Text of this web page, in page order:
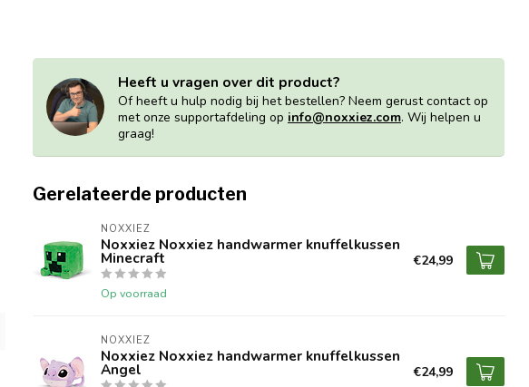
Heeft u vragen over dit product?
Of heeft u hulp nodig bij het bestellen? Neem gerust contact op
met onze supportafdeling op info@noxxiez.com. Wij helpen u
graag!
Gerelateerde producten
NOXXIEZ
Noxxiez Noxxiez handwarmer knuffelkussen
Minecraft
Op voorraad
€24,99
NOXXIEZ
Noxxiez Noxxiez handwarmer knuffelkussen
Angel €24,99